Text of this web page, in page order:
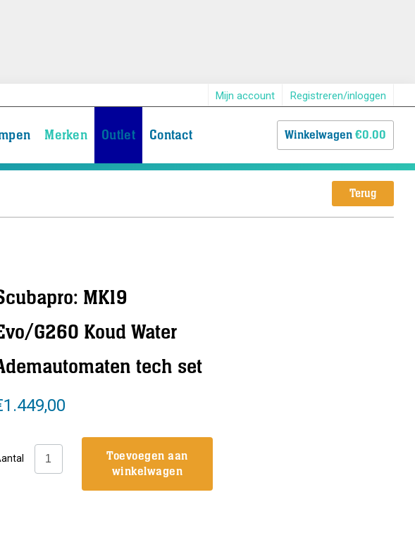
Mijn account Registreren/inloggen
Merken Outlet Contact Winkelwagen€0.00
Terug
MK19
G260 Koud Water
tech set
1.449,00
Scubapro:
MK19
Evo/G260
Toevoegen aan
winkelwagen